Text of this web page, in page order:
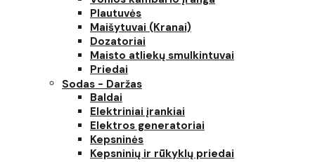
Plautuvės
Maišytuvai (Kranai)
Dozatoriai
Maisto atliekų smulkintuvai
Priedai
Sodas - Daržas
Baldai
Elektriniai įrankiai
Elektros generatoriai
Kepsninės
Kepsninių ir rūkyklų priedai